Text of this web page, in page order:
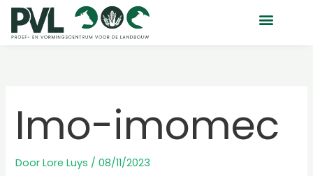
Ga
naar
de
Imo-imomec
DoorLore Luys /08/11/2023